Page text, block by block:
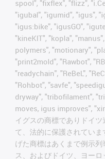
spool", "fixflex", "flizz",
"igubal", "igumid", "igus",
"igus:bike", "igusGO",
"kineKIT", "kopla",
polymers", "motionary",
"print2mold", "Rawbot",
"readychain", "ReBeL",
"Rohbot", "savfe",
dryway", "tribofilament",
moves, igus improves",
イグスの商標でありドイ
て、法的に保護されてい
げた商標はあくまで例示
ス、およびドイツ、ヨーロ